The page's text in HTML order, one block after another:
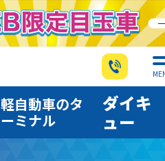
軽自動車のタ
ーミナル
ダイキ
ュー